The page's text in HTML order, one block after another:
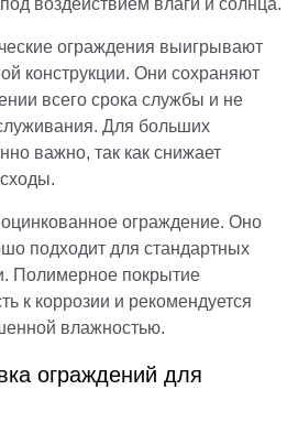
воздействием влаги и солнца.
ограждения выигрывают
конструкции. Они сохраняют
всего срока службы и не
Для больших
важно, так как снижает
ограждение. Оно
подходит для стандартных
Полимерное покрытие
к коррозии и рекомендуется
влажностью.
ограждений для